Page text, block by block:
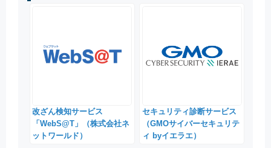
改ざん検知サービス
「WebS@T」（株式会社ネ
ットワールド）
セキュリティ診断サービス
（GMOサイバーセキュリテ
ィ byイエラエ）